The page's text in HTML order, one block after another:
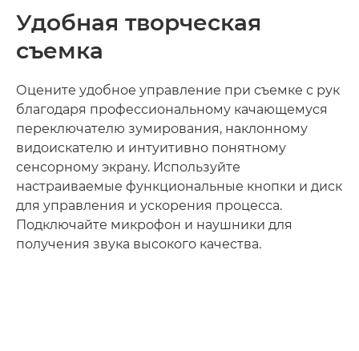
Удобная творческая
съемка
Оцените удобное управление при съемке с рук
благодаря профессиональному качающемуся
переключателю зумирования, наклонному
видоискателю и интуитивно понятному
сенсорному экрану. Используйте
настраиваемые функциональные кнопки и диск
для управления и ускорения процесса.
Подключайте микрофон и наушники для
получения звука высокого качества.